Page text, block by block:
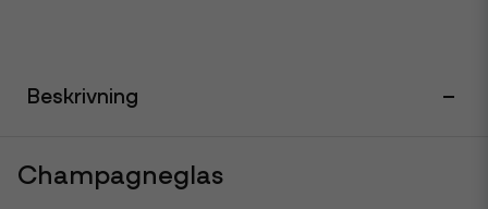
Beskrivning
Champagneglas